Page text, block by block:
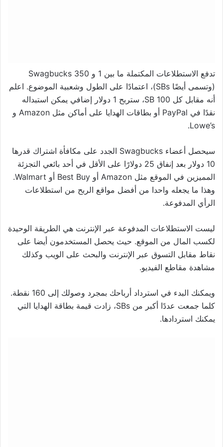
تدفع الاستطلاعات المكتملة ما بين 1 و 350 Swagbucks
(وتسمى أيضًا SBs)، اعتمادًا على الطول وشعبية الموضوع. اعلم
أنه مقابل كل 100 SB، ستربح 1 دولار إضافي يمكن استبداله
نقدًا في PayPal أو بطاقات الهدايا على أماكن مثل Amazon و
Lowe’s.
سيحصل أعضاء Swagbucks الجدد على مكافأة اشتراك قدرها
10 دولار بعد إنفاق 25 دولارًا على الأقل في أحد بائعي التجزئة
المميزين في الموقع مثل Amazon أو Best Buy أو Walmart.
وهذا ما يجعله واحدا من أفضل مواقع الربح من استطلاعات
الرأي المدفوعة.
ليست الاستطلاعات المدفوعة عبر الإنترنت هي الطريقة الوحيدة
لكسب المال من الموقع. حيث يحصل المستخدمون أيضا على
نقاط مقابل التسوق عبر الإنترنت والبحث على الويب وكذلك
مشاهدة مقاطع الفيديو.
ويمكنك البدء في استرداد أرباحك بمجرد وصولك إلى 160 نقطة.
كلما جمعت عددًا أكبر من SBs، زادت قيمة بطاقة الهدايا التي
يمكنك استردادها.